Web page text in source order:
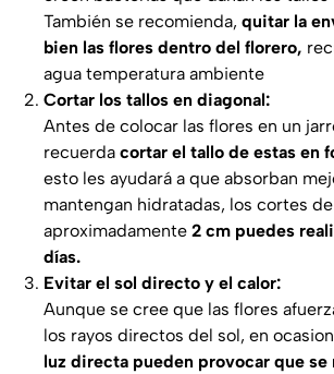
También se recomienda, quitar la
bien las flores dentro del florero,
agua temperatura ambiente
Cortar los tallos en diagonal:
Antes de colocar las flores en un
recuerda cortar el tallo de estas en
esto les ayudará a que absorban
mantengan hidratadas, los cortes de
aproximadamente 2 cm puedes
días.
Evitar el sol directo y el calor:
Aunque se cree que las flores
los rayos directos del sol, en
luz directa pueden provocar que se